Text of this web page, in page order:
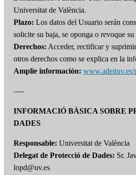
Universitat de València.
Plazo: Los datos del Usuario serán
solicite su baja, se oponga o revoque
Derechos: Acceder, rectificar y
otros derechos como se explica en la
Amplíe información:
—-
INFORMACIÓ BÀSICA SOBRE
DADES
Responsable: Universitat de València
Delegat de Protecció de Dades: Sr.
lopd@uv.es